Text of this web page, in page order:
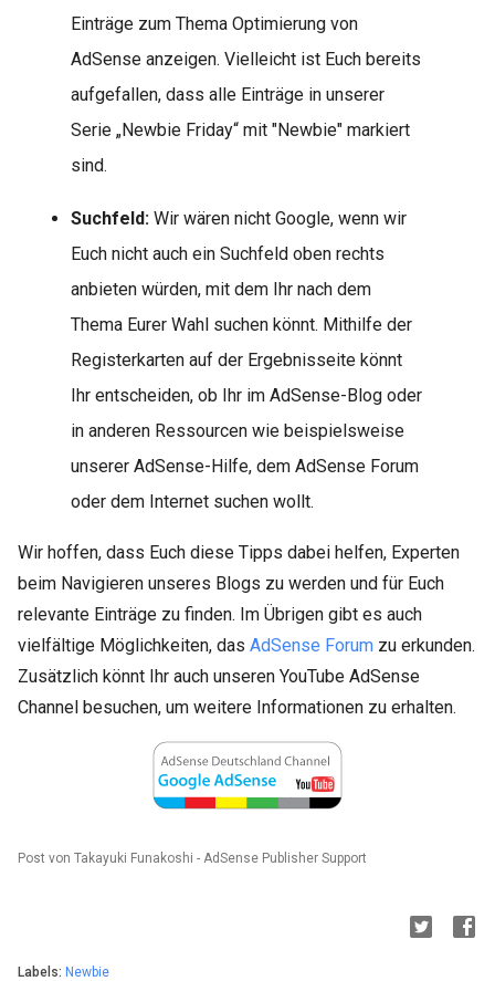
Einträge zum Thema Optimierung von
AdSense anzeigen. Vielleicht ist Euch bereits
aufgefallen, dass alle Einträge in unserer
Serie „Newbie Friday“ mit "Newbie" markiert
sind.
Suchfeld: Wir wären nicht Google, wenn wir
Euch nicht auch ein Suchfeld oben rechts
anbieten würden, mit dem Ihr nach dem
Thema Eurer Wahl suchen könnt. Mithilfe der
Registerkarten auf der Ergebnisseite könnt
Ihr entscheiden, ob Ihr im AdSense-Blog oder
in anderen Ressourcen wie beispielsweise
unserer AdSense-Hilfe, dem AdSense Forum
oder dem Internet suchen wollt.
Wir hoffen, dass Euch diese Tipps dabei helfen, Experten
beim Navigieren unseres Blogs zu werden und für Euch
relevante Einträge zu finden. Im Übrigen gibt es auch
vielfältige Möglichkeiten, das AdSense Forum zu erkunden.
Zusätzlich könnt Ihr auch unseren YouTube AdSense
Channel besuchen, um weitere Informationen zu erhalten.
Post von Takayuki Funakoshi - AdSense Publisher Support
Labels: Newbie